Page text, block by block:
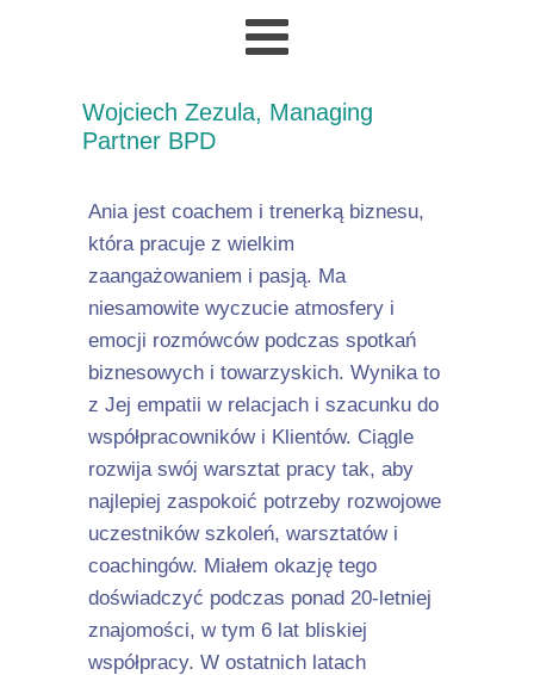
Wojciech Zezula, Managing
Partner BPD
Ania jest coachem i trenerką biznesu,
która pracuje z wielkim
zaangażowaniem i pasją. Ma
niesamowite wyczucie atmosfery i
emocji rozmówców podczas spotkań
biznesowych i towarzyskich. Wynika to
z Jej empatii w relacjach i szacunku do
współpracowników i Klientów. Ciągle
rozwija swój warsztat pracy tak, aby
najlepiej zaspokoić potrzeby rozwojowe
uczestników szkoleń, warsztatów i
coachingów. Miałem okazję tego
doświadczyć podczas ponad 20-letniej
znajomości, w tym 6 lat bliskiej
współpracy. W ostatnich latach